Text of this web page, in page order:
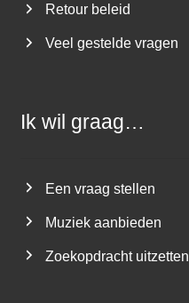
Retour beleid
Veel gestelde vragen
Ik wil graag…
Een vraag stellen
Muziek aanbieden
Zoekopdracht uitzetten